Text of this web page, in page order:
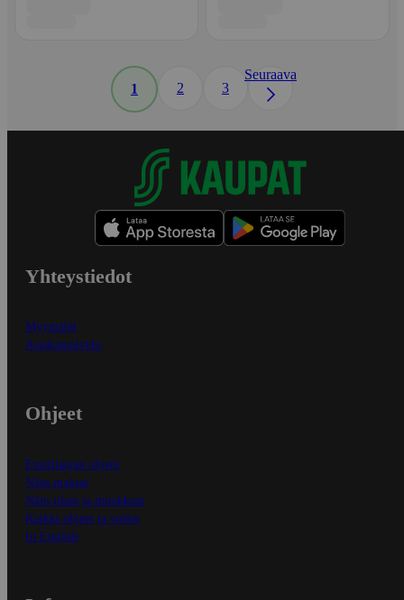
1 2 3
Seuraava
Yhteystiedot
Myymälät
Asiakaspalvelu
Ohjeet
Ensitilaajan ohjeet
Näin maksat
Näin tilaat ja muokkaat
Kaikki ohjeet ja vinkit
In English